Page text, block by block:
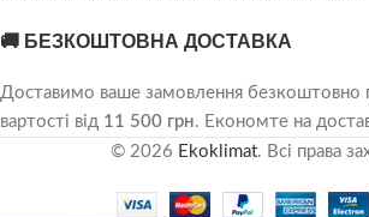
🚚 БЕЗКОШТОВНА ДОСТАВКА
Доставимо ваше замовлення безкоштовно
вартості від 11 500 грн. Економте на
© 2026 Ekoklimat. Всі права